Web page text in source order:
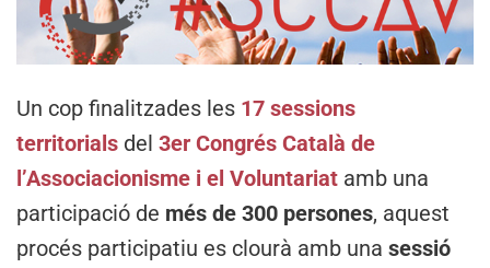
Un cop finalitzades les 17 sessions
territorials del 3er Congrés Català de
l’Associacionisme i el Voluntariat amb una
participació de més de 300 persones, aquest
procés participatiu es clourà amb una sessió